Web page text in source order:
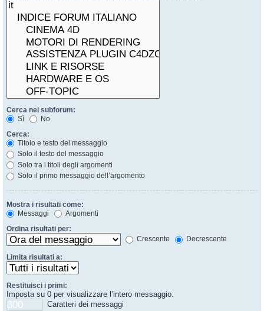
Cerca nei subforum:
Sì
No
Cerca:
Titolo e testo del messaggio
Solo il testo del messaggio
Solo tra i titoli degli argomenti
Solo il primo messaggio dell’argomento
Mostra i risultati come:
Messaggi
Argomenti
Ordina risultati per:
Crescente
Decrescente
Limita risultati a:
Restituisci i primi:
Imposta su 0 per visualizzare l’intero messaggio.
Caratteri dei messaggi